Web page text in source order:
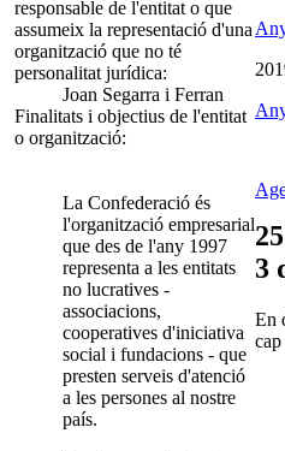
responsable de l'entitat o que
assumeix la representació d'una
organització que no té
personalitat jurídica:
Joan Segarra i Ferran
Finalitats i objectius de l'entitat
o organització:
La Confederació és
l'organització empresarial
que des de l'any 1997
representa a les entitats
no lucratives -
associacions,
cooperatives d'iniciativa
social i fundacions - que
presten serveis d'atenció
a les persones al nostre
país.
3
En
cap